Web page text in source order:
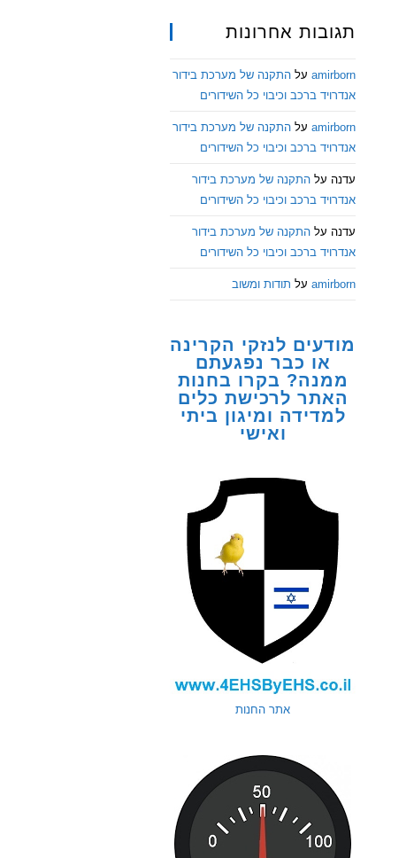
תגובות אחרונות
amirborn על התקנה של מערכת בידור
אנדרויד ברכב וכיבוי כל השידורים
amirborn על התקנה של מערכת בידור
אנדרויד ברכב וכיבוי כל השידורים
עדנה על התקנה של מערכת בידור
אנדרויד ברכב וכיבוי כל השידורים
עדנה על התקנה של מערכת בידור
אנדרויד ברכב וכיבוי כל השידורים
amirborn על תודות ומשוב
מודעים לנזקי הקרינה
או כבר נפגעתם
ממנה? בקרו בחנות
האתר לרכישת כלים
למדידה ומיגון ביתי
ואישי
אתר החנות